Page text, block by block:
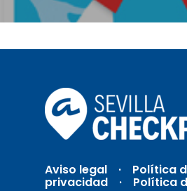
Aviso legal · Política
privacidad · Política